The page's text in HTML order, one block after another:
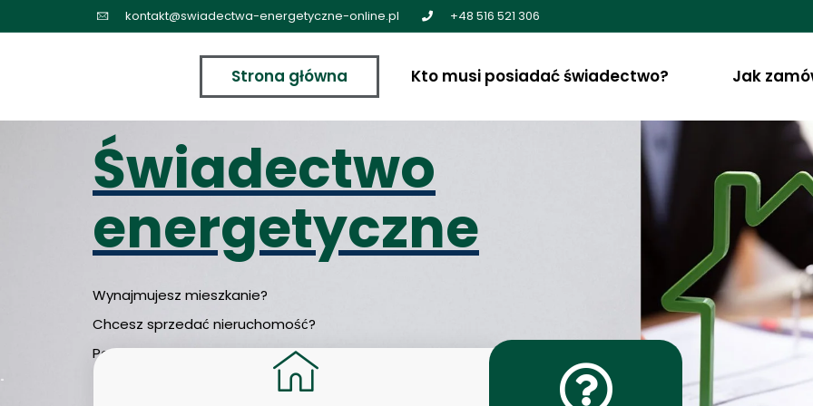
do
kontakt@swiadectwa-energetyczne-online.pl +48 516 521 306
Strona główna Kto musi posiadać świadectwo? Jak
Świadectwo
energetyczne
Wynajmujesz mieszkanie?
Chcesz sprzedać nieruchomość?
Potrzebujesz odbioru budowlanego?